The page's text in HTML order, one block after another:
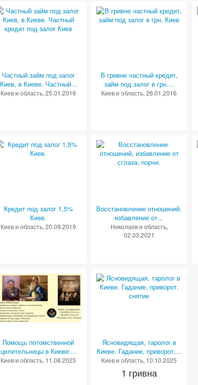
Частный займ под залог
Киев, в Киеве. Частный...
Киев и область, 25.01.2016
В гривне частный кредит,
займ под залог в грн....
Киев и область, 26.01.2016
Кредит под залог 1,5%
Киев.
Киев и область, 20.09.2019
Восстановление отношений,
избавление от...
Николаев и область,
02.03.2021
Помощь потомственной
целительницы в Киеве:...
Киев и область, 11.08.2025
Ясновидящая, таролог в
Киеве. Гадание, приворот,...
Киев и область, 10.10.2025
1 гривна